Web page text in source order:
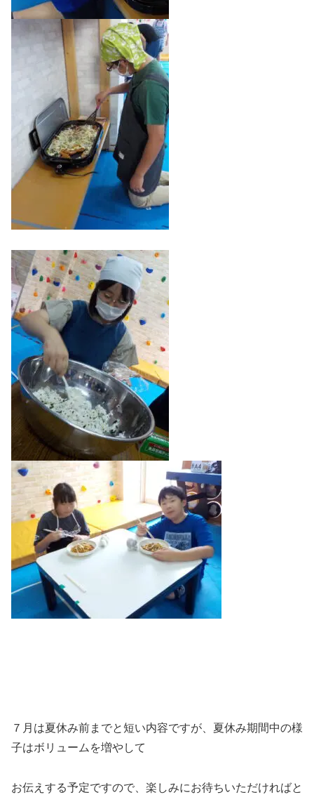
７月は夏休み前までと短い内容ですが、夏休み期間中の様
子はボリュームを増やして
お伝えする予定ですので、楽しみにお待ちいただければと